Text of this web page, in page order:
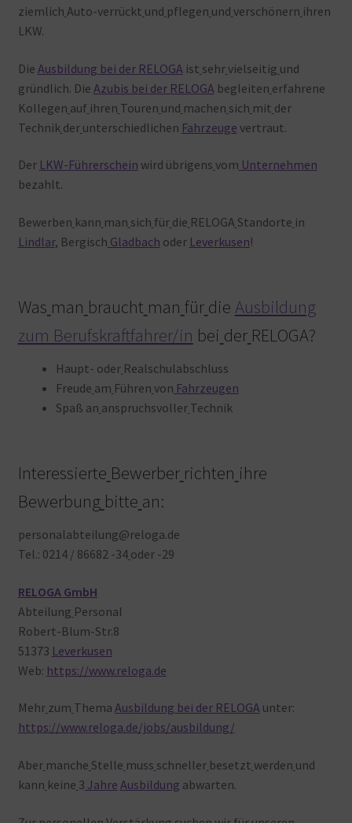
ziemlich Auto-verrückt und pflegen und verschönern ihren
LKW.
Die Ausbildung bei der RELOGA ist sehrvielseitig und
gründlich. Die Azubis bei der RELOGA begleiten erfahrene
Kollegen auf ihren Touren und machen sich mit der
Technik der unterschiedlichen Fahrzeuge vertraut.
Der LKW-Führerschein wird übrigens vom Unternehmen
bezahlt.
Bewerben kann man sich für die RELOGA Standorte in
Lindlar, Bergisch Gladbach oder Leverkusen!
Was man braucht man für die Ausbildung
zum Berufskraftfahrer/in bei der RELOGA?
Haupt- oder Realschulabschluss
Freude am Führen von Fahrzeugen
Spaß an anspruchsvoller Technik
Interessierte Bewerber richten ihre
Bewerbung bitte an:
personalabteilung@reloga.de
Tel.: 0214 / 86682 -34 oder -29
RELOGA GmbH
Abteilung Personal
Robert-Blum-Str.8
51373 Leverkusen
Web: https://www.reloga.de
Mehr zum Thema Ausbildung bei der RELOGAunter:
https://www.reloga.de/jobs/ausbildung/
Aber manche Stelle muss schneller besetzt werden und
kann keine 3 Jahre Ausbildung abwarten.